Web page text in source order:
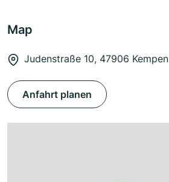
Map
Judenstraße 10, 47906 Kempen
Anfahrt planen